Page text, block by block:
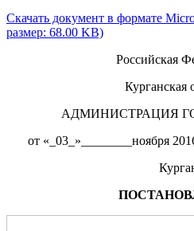
Скачать документ в формате
размер: 68.00 KB)
Российская
Курганская
АДМИНИСТРАЦИЯ
от «_03_»________ноября